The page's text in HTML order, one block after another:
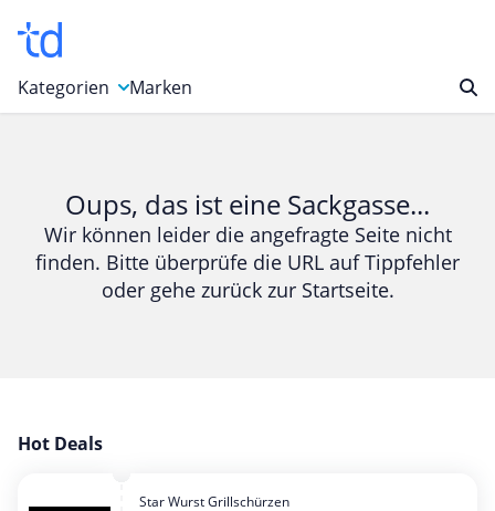
Kategorien
Bücher & Magazine
Computer & Elektronik
Entertainment & Media
Garten, Haushalt & Tiere
Marken
Oups, das ist eine Sackgasse...
Wir können leider die angefragte Seite nicht
finden. Bitte überprüfe die URL auf Tippfehler
oder gehe zurück zur Startseite.
Hot Deals
Star Wurst Grillschürzen